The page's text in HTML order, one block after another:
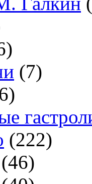
(7)
(222)
(46)